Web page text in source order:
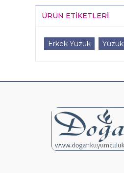
ÜRÜN ETIKETLERI
Erkek Yüzük Yüzük